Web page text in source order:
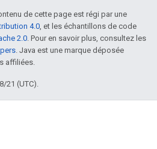
de cette page est régi par une
4.0, et les échantillons de code
2.0. Pour en savoir plus, consultez les
. Java est une marque déposée
affiliées.
21 (UTC).